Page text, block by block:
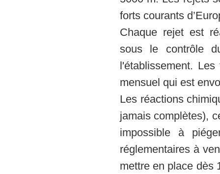
forts courants
Chaque rejet est
sous le contrôle
l'établissement.
mensuel qui est
Les réactions
jamais complètes),
impossible à
réglementaires à
mettre en place dès